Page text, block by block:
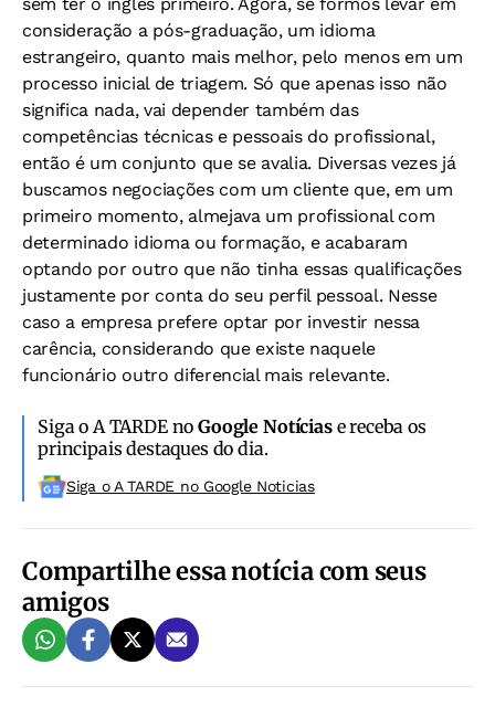
consideração a pós-graduação, um idioma
estrangeiro, quanto mais melhor, pelo menos em um
processo inicial de triagem. Só que apenas isso não
significa nada, vai depender também das
competências técnicas e pessoais do profissional,
então é um conjunto que se avalia. Diversas vezes já
buscamos negociações com um cliente que, em um
primeiro momento, almejava um profissional com
determinado idioma ou formação, e acabaram
optando por outro que não tinha essas qualificações
justamente por conta do seu perfil pessoal. Nesse
caso a empresa prefere optar por investir nessa
carência, considerando que existe naquele
funcionário outro diferencial mais relevante.
Siga o A TARDE noGoogle Notíciase receba os
principais destaques do dia.
Siga o A TARDE no Google Noticias
Compartilhe essa notícia com seus
amigos